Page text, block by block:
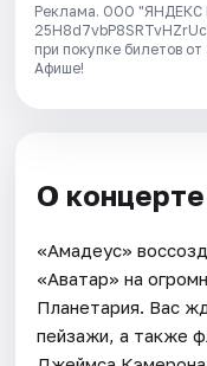
Реклама. ООО
при покупке билетов
Афише!
О концерте
«Амадеус»
«Аватар» на
Планетария. Вас
пейзажи, а также